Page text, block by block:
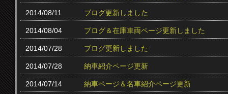
2014/08/11 ブログ更新しました
2014/08/04 ブログ＆在庫車両ページ更新しました
2014/07/28 ブログ更新しました
2014/07/28 納車紹介ページ更新
2014/07/14 納車ページ＆名車紹介ページ更新